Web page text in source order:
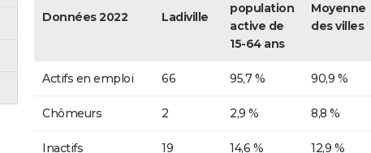
Données 2022 Ladiville
population
active de
15-64 ans
Moyenne
des villes
Actifs en emploi 66 95,7 % 90,9 %
Chômeurs 2 2,9 % 8,8 %
Inactifs 19 14,6 % 12,9 %